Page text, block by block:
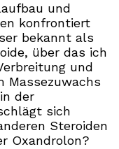
und
konfrontiert
bekannt als
über das ich
und
Massezuwachs
der
sich
Steroiden
Oxandrolon?